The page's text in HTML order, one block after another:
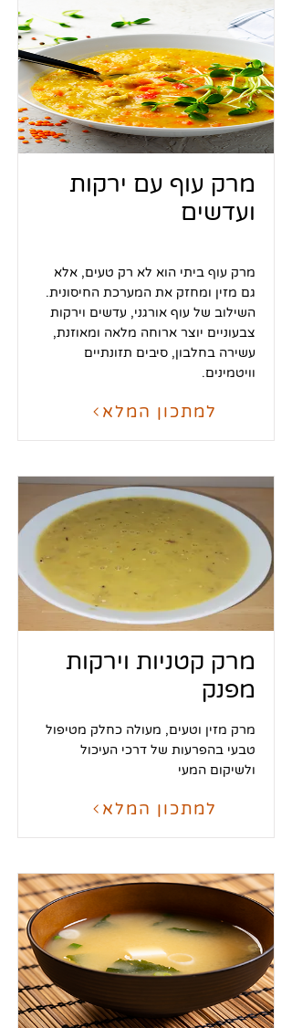
מרק עוף עם ירקות
ועדשים
מרק עוף ביתי הוא לא רק טעים, אלא
גם מזין ומחזק את המערכת החיסונית.
השילוב של עוף אורגני, עדשים וירקות
צבעוניים יוצר ארוחה מלאה ומאוזנת,
עשירה בחלבון, סיבים תזונתיים
וויטמינים.
למתכון המלא
מרק קטניות וירקות
מפנק
מרק מזין וטעים, מעולה כחלק מטיפול
טבעי בהפרעות של דרכי העיכול
ולשיקום המעי
למתכון המלא